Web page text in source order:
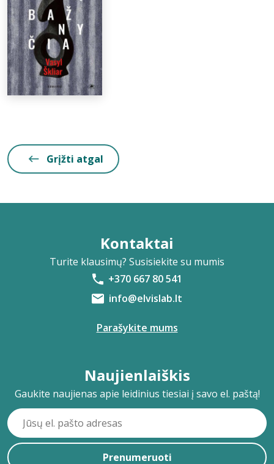
Grįžti atgal
Kontaktai
Turite klausimų? Susisiekite su mumis
+370 667 80 541
info@elvislab.lt
Parašykite mums
Naujienlaiškis
Gaukite naujienas apie leidinius tiesiai į savo el. paštą!
Prenumeruoti